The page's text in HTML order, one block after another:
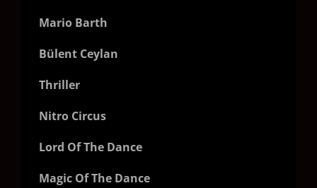
Mario Barth
Bülent Ceylan
Thriller
Nitro Circus
Lord Of The Dance
Magic Of The Dance